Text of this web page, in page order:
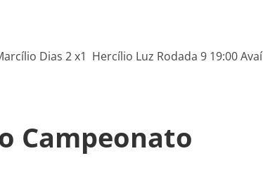
Dias 2 x1 Hercílio Luz Rodada 9 19:00 Avaí
Campeonato